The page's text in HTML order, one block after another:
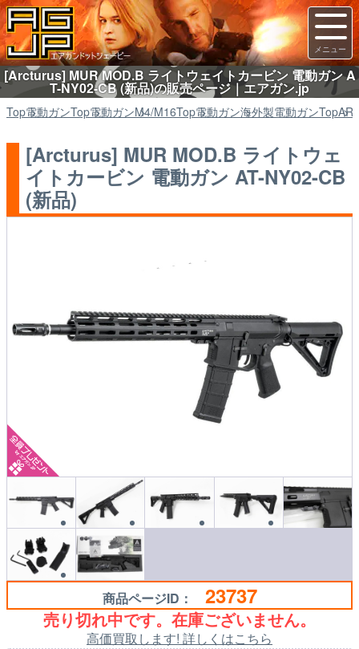
[Arcturus] MUR MOD.B ライトウェイトカービン 電動ガン A
T-NY02-CB (新品)の販売ページ｜エアガン.jp
Top電動ガンTop電動ガンM4/M16Top電動ガン海外製電動ガンTop
[Arcturus] MUR MOD.B ライトウェ
イトカービン 電動ガン AT-NY02-CB
(新品)
商品ページID： 23737
売り切れ中です。在庫ございません。
高価買取します! 詳しくはこちら